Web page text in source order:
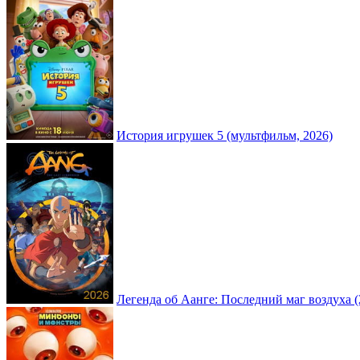
История игрушек 5 (мультфильм, 2026)
Легенда об Аанге: Последний маг воздуха